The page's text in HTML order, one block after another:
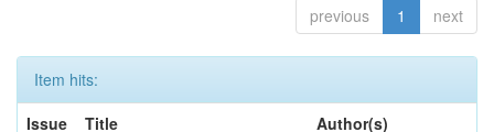
previous 1 next
Item hits:
Issue
Title Author(s)